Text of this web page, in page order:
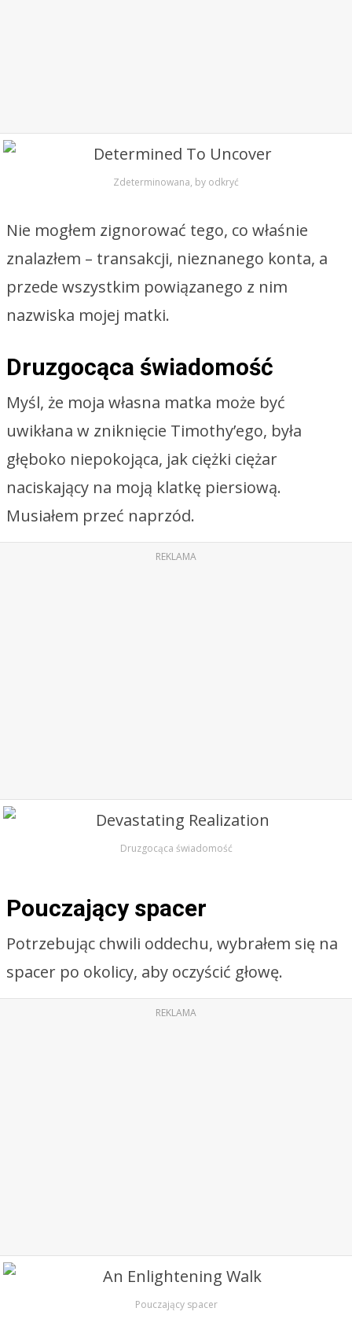
Zdeterminowana, by odkryć
Nie mogłem zignorować tego, co właśnie
znalazłem – transakcji, nieznanego konta, a
przede wszystkim powiązanego z nim
nazwiska mojej matki.
Druzgocąca świadomość
Myśl, że moja własna matka może być
uwikłana w zniknięcie Timothy’ego, była
głęboko niepokojąca, jak ciężki ciężar
naciskający na moją klatkę piersiową.
Musiałem przeć naprzód.
REKLAMA
Druzgocąca świadomość
Pouczający spacer
Potrzebując chwili oddechu, wybrałem się na
spacer po okolicy, aby oczyścić głowę.
REKLAMA
Pouczający spacer